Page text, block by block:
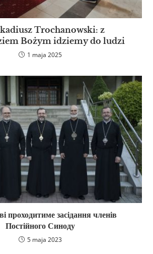
Trochanowski: z
Bożym idziemy do ludzi
1 maja 2025
проходитиме засідання членів
Постійного Синоду
5 maja 2023